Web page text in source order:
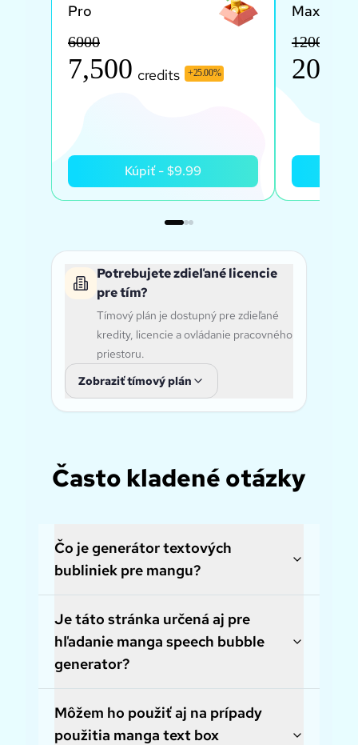
Pro
6000
7,500 credits +25.00%
Kúpiť-$9.99
Max
12000
Potrebujete zdieľané licencie
pre tím?
Tímový plán je dostupný pre zdieľané
kredity, licencie a ovládanie pracovného
priestoru.
Zobraziť tímový plán
Často kladené otázky
Čo je generátor textových
bubliniek pre mangu?
Je táto stránka určená aj pre
hľadanie manga speech bubble
generator?
Môžem ho použiť aj na prípady
použitia manga text box